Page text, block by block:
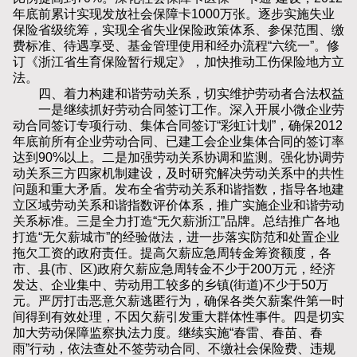
年底前累计实现发放社会保障卡1000万张。逐步实施失业
保险省级统筹，实现全省失业保险政策体系、参保范围、缴
费标准、待遇享受、基金管理使用和经办流程“六统一”。修
订《浙江省生育保险暂行规定》，加快推动工伤保险地方立
法。
四、着力构建和谐劳动关系，切实维护劳动者合法权益
一是继续抓好劳动合同签订工作。深入开展小微企业劳
动合同签订专项行动、集体合同签订“彩虹计划”，确保2012
年底前所有企业劳动合同、已建工会企业集体合同的签订率
达到90%以上。二是加强劳动关系协调和监测。强化协调劳
动关系三方四家机制建设，及时研究解决劳动关系中的共性
问题和重大矛盾。发布全省劳动关系和谐指数，指导各地建
立区域劳动关系和谐指数评价体系，推广实施企业和谐劳动
关系标准。三是全力打造“无欠薪浙江”品牌。总结推广各地
打造“无欠薪城市”的经验做法，进一步落实防范和处置企业
拖欠工资的政府责任。提高欠薪应急周转金筹资额度，各
市、县(市、区)政府欠薪应急周转金不少于200万元，经济
发达、企业集中、劳动用工较多的乡镇(街道)不少于50万
元。严厉打击恶意欠薪逃匿行为，确保各类欠薪案件第一时
间得到有效处理，不因欠薪引发重大群体性事件。四是切实
加大劳动保障监察执法力度。继续实施“春雷、春苗、春
雨”行动，依法查处不签劳动合同、不缴社会保险费、违规